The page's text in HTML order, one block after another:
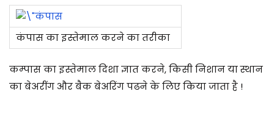
कंपास का इस्तेमाल करने का तरीका
कम्पास का इस्तेमाल दिशा ज्ञात करने, किसी निशान या स्थान
का बेअरींग और बैक बेअरिंग पढने के लिए किया जाता है !